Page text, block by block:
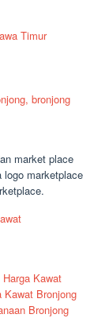
Timur
market place
logo marketplace
Harga Kawat
Kawat Bronjong
Bronjong